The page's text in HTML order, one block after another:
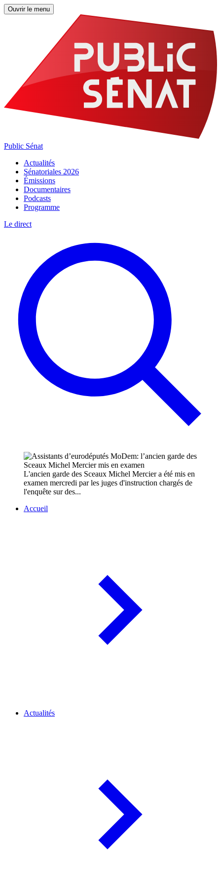
Ouvrir le menu
Public Sénat
Actualités
Sénatoriales 2026
Émissions
Documentaires
Podcasts
Programme
Le direct
L'ancien garde des Sceaux Michel Mercier a été mis en
examen mercredi par les juges d'instruction chargés de
l'enquête sur des...
Accueil
Actualités